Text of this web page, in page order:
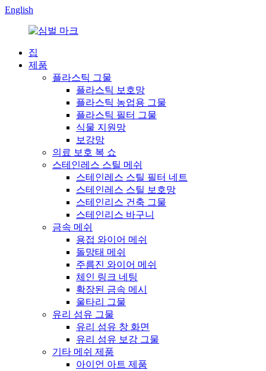
English
집
제품
플라스틱 그물
플라스틱 보호망
플라스틱 농업용 그물
플라스틱 필터 그물
식물 지원망
보강망
의료 보호 복 쇼
스테인레스 스틸 메쉬
스테인레스 스틸 필터 네트
스테인레스 스틸 보호망
스테인리스 건축 그물
스테인리스 바구니
금속 메쉬
용접 와이어 메쉬
돌망태 메쉬
주름진 와이어 메쉬
체인 링크 네팅
확장된 금속 메시
울타리 그물
유리 섬유 그물
유리 섬유 창 화면
유리 섬유 보강 그물
기타 메쉬 제품
아이언 아트 제품